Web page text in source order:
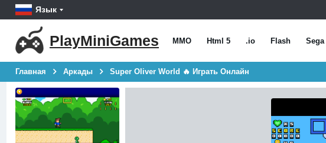
Язык
PlayMiniGames MMO Html 5 .io Flash Sega
Главная Аркады Super Oliver World 🔥 Играть Онлайн